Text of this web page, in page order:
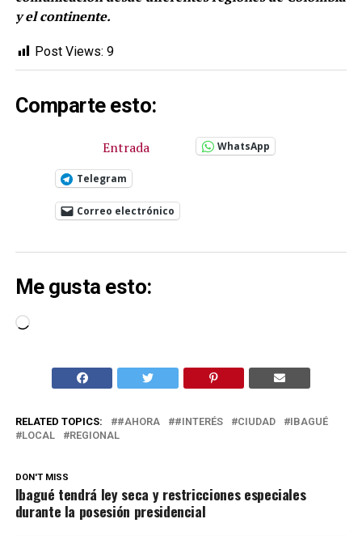
y el continente.
Post Views: 9
Comparte esto:
Entrada WhatsApp
Telegram
Correo electrónico
Me gusta esto:
Cargando...
RELATED TOPICS: #AHORA #INTERÉS CIUDAD
IBAGUÉ
LOCAL
REGIONAL
DON'T MISS
Ibagué tendrá ley seca y restricciones especiales
durante la posesión presidencial